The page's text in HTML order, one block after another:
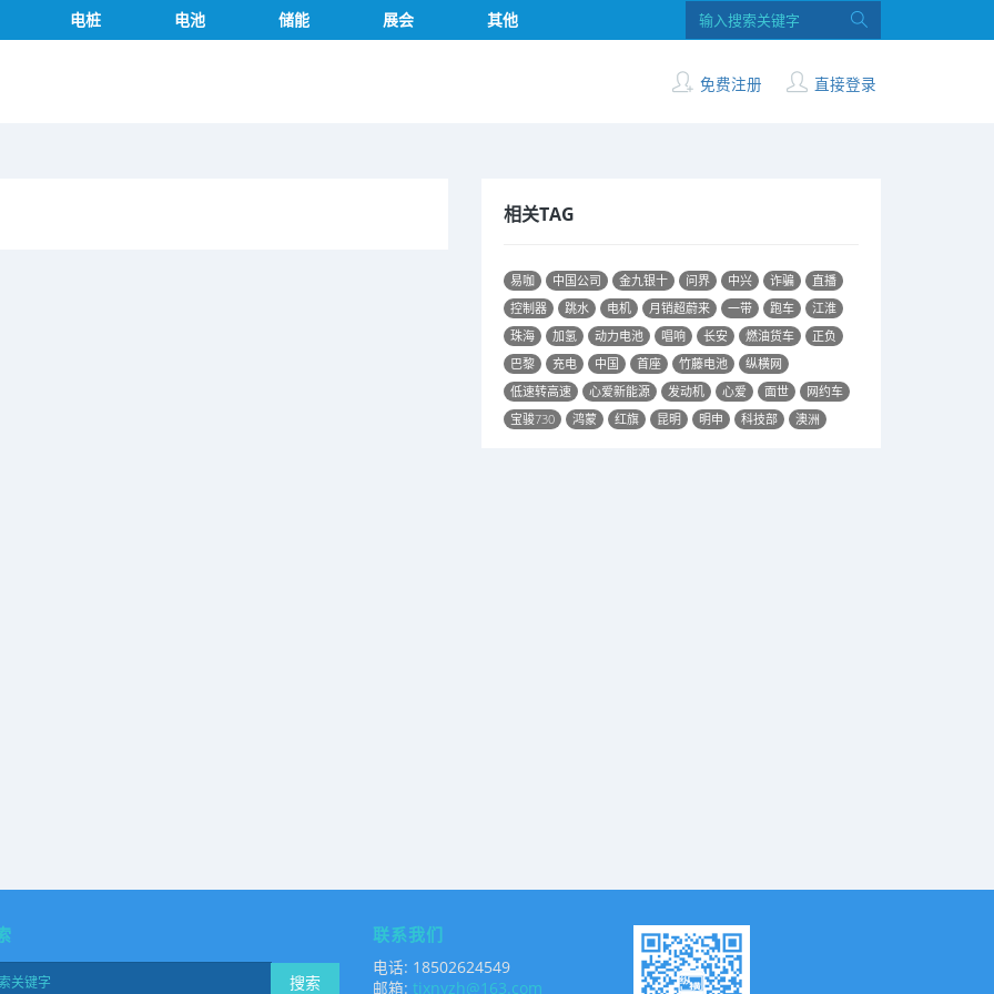
电桩 电池 储能 展会 其他
免费注册 直接登录
相关TAG
易咖 中国公司 金九银十 问界 中兴 诈骗
直播
控制器
跳水 电机 月销超蔚来 一带 跑车
江淮
珠海
加氢 动力电池 唱响 长安 燃油货车
正负
巴黎
充电 中国 首座 竹藤电池
纵横网
低速转高速
心爱新能源 发动机 心爱 面世
网约车
宝骏730
鸿蒙 红旗 昆明 明申 科技部 澳洲
搜索
联系我们
电话: 18502624549
邮箱:tjxnyzh@163.com